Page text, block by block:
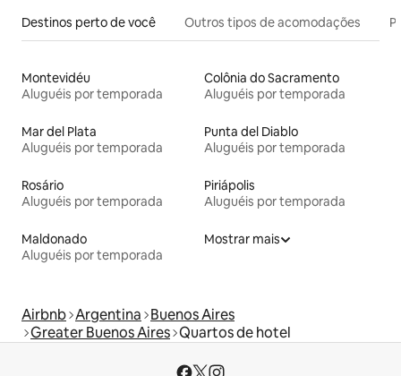
Destinos perto de você Outros tipos de acomodações
Montevidéu
Aluguéis por temporada
Colônia do Sacramento
Aluguéis por temporada
Mar del Plata
Aluguéis por temporada
Punta del Diablo
Aluguéis por temporada
Rosário
Aluguéis por temporada
Piriápolis
Aluguéis por temporada
Maldonado
Aluguéis por temporada
Mostrar mais
Airbnb Argentina Buenos Aires
Greater Buenos Aires Quartos de hotel